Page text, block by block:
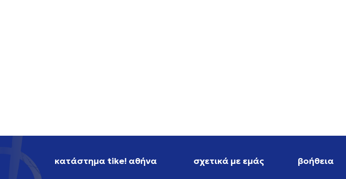
κατάστημα tike! αθήνα σχετικά με εμάς βοήθεια